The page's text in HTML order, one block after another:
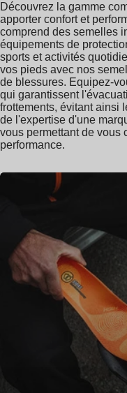
Découvrez la gamme
apporter confort et
comprend des semelles
équipements de
sports et activités
vos pieds avec nos
de blessures. Equipez-
qui garantissent
frottements, évitant ainsi
de l'expertise d'une
vous permettant de vous
performance.